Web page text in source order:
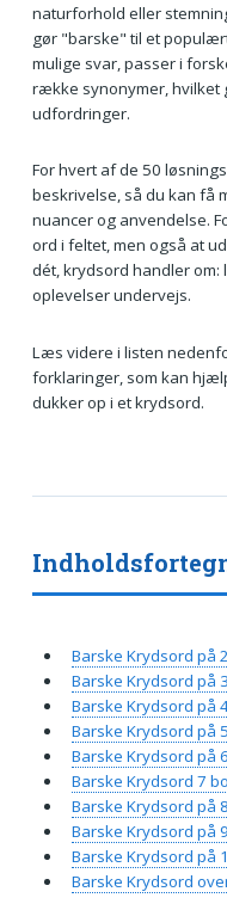
naturforhold eller
gør "barske" til et
mulige svar, passer i
række synonymer,
udfordringer.
For hvert af de 50
beskrivelse, så du kan få
nuancer og anvendelse.
ord i feltet, men også at
dét, krydsord handler
oplevelser undervejs.
Læs videre i listen
forklaringer, som kan
dukker op i et krydsord.
Barske Krydsord på
Barske Krydsord på
Barske Krydsord på
Barske Krydsord på
Barske Krydsord på
Barske Krydsord 7
Barske Krydsord på
Barske Krydsord på
Barske Krydsord på
Barske Krydsord